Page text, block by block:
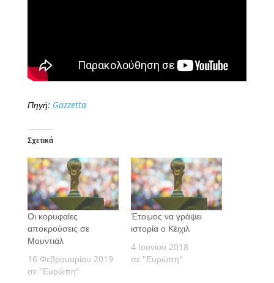
Πηγή: Gazzetta
Σχετικά
Οι κορυφαίες
αποκρούσεις σε
Μουντιάλ
16 Φεβρουαρίου 2019
σε "Ευρώπη"
Έτοιμος να γράψει
ιστορία ο Κέιχιλ
4 Ιουνίου 2018
σε "Ευρώπη"